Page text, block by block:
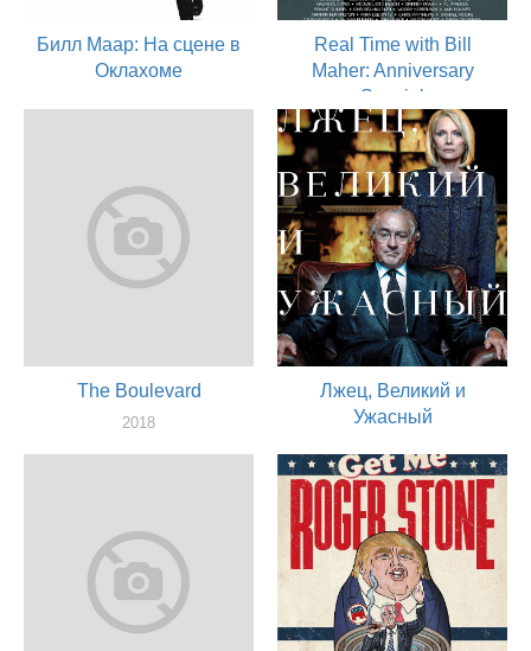
Билл Маар: На сцене в
Оклахоме
Real Time with Bill
Maher: Anniversary
Special
2018
продюссер
The Boulevard
2018
Лжец, Великий и
Ужасный
актер